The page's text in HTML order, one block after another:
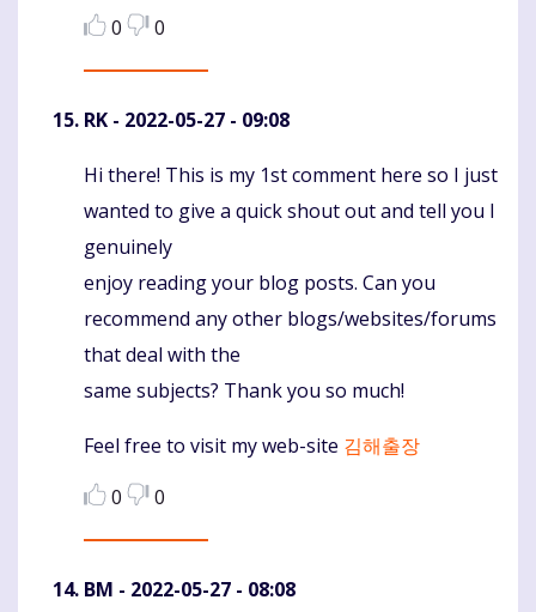
0
0
RK - 2022-05-27 - 09:08
Komentaras
Hi there! This is my 1st comment here so I just
wanted to give a quick shout out and tell you I
genuinely
enjoy reading your blog posts. Can you
recommend any other blogs/websites/forums
that deal with the
same subjects? Thank you so much!
Feel free to visit my web-site 김해출장
0
0
BM - 2022-05-27 - 08:08